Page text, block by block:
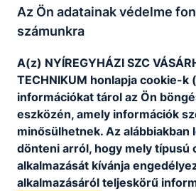
+36701995715
Meggyesi Csilla
igazgatóhelyettes
Vezetőség
Az Ön adatainak védelme
számunkra
A(z) NYÍREGYHÁZI SZC
TECHNIKUM honlapja cookie-k
információkat tárol az Ön
eszközén, amely információk
minősülhetnek. Az alábbiakban
dönteni arról, hogy mely típusú
alkalmazását kívánja
alkalmazásáról teljeskörű